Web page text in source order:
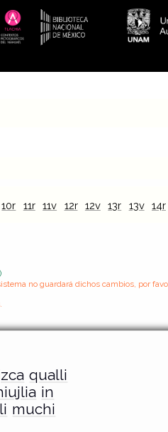
10r 11r 11v 12r 12v 13r 13v 14r
no guardará dichos cambios, por
qualli
in
muchi